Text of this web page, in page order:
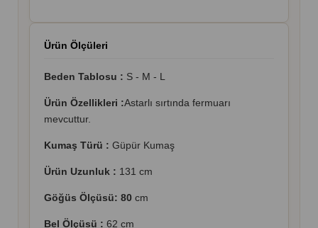
Ürün Ölçüleri
Beden Tablosu : S - M - L
Ürün Özellikleri :Astarlı sırtında fermuarı
mevcuttur.
Kumaş Türü : Güpür Kumaş
Ürün Uzunluk : 131 cm
Göğüs Ölçüsü: 80 cm
Bel Ölçüsü : 62 cm